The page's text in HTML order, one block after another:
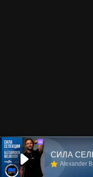
Ш
СИЛА
Alexander